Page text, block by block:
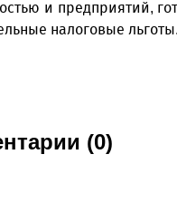
и предприятий,
налоговые льготы.
(0)